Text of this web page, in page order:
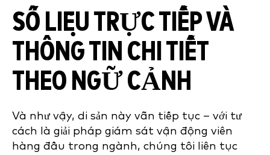
SỐ LIỆU TRỰC TIẾP VÀ
THÔNG TIN CHI TIẾT
THEO NGỮ CẢNH
Và như vậy, di sản này vẫn tiếp tục – với tư
cách là giải pháp giám sát vận động viên
hàng đầu trong ngành, chúng tôi liên tục